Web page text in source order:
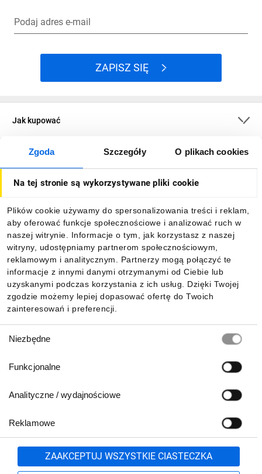
Zgoda Szczegóły O plikach cookies
Na tej stronie są wykorzystywane pliki cookie
Plików cookie używamy do spersonalizowania treści i reklam,
aby oferować funkcje społecznościowe i analizować ruch w
naszej witrynie. Informacje o tym, jak korzystasz z naszej
witryny, udostępniamy partnerom społecznościowym,
reklamowym i analitycznym. Partnerzy mogą połączyć te
informacje z innymi danymi otrzymanymi od Ciebie lub
uzyskanymi podczas korzystania z ich usług. Dzięki Twojej
zgodzie możemy lepiej dopasować ofertę do Twoich
zainteresowań i preferencji.
zgody
Niezbędne
Funkcjonalne
Analityczne / wydajnościowe
Reklamowe
ZAAKCEPTUJ WSZYSTKIE CIASTECZKA
Podaj adres e-mail
ZAPISZ SIĘ
Jak kupować
O firmie
Informacje
Pobierz naszą aplikację mobilną:
801 500 700 lub
71 37 61 600